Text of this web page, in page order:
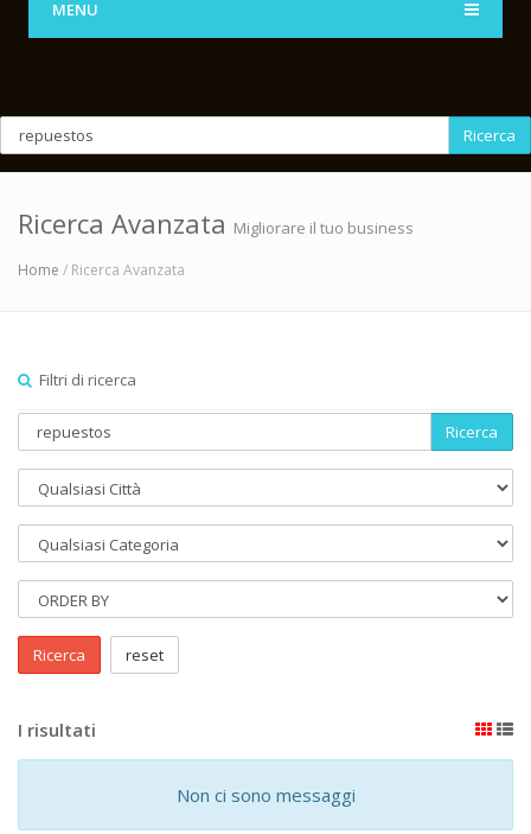
MENU
Ricerca
Ricerca Avanzata Migliorare il tuo business
Home / Ricerca Avanzata
Filtri di ricerca
Ricerca
Ricerca reset
I risultati
Non ci sono messaggi